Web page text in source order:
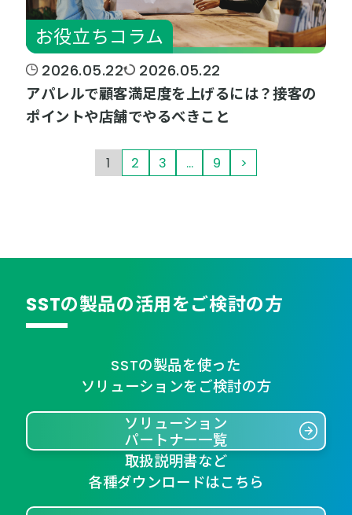
お役立ちコラム
2026.05.22
2026.05.22
アパレルで顧客満足度を上げるには？接客の
ポイントや店舗でやるべきこと
1 2 3 … 9 >
SSTの製品の活用をご検討の方
SSTの製品を使った
ソリューションをご検討の方
ソリューション
パートナー一覧
取扱説明書など
各種ダウンロードはこちら